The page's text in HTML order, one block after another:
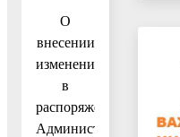
О
внесении
изменения
в
распоряжение
Администрации